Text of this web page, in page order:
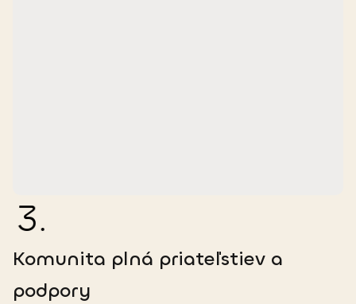
3.
Komunita plná priateľstiev a
podpory